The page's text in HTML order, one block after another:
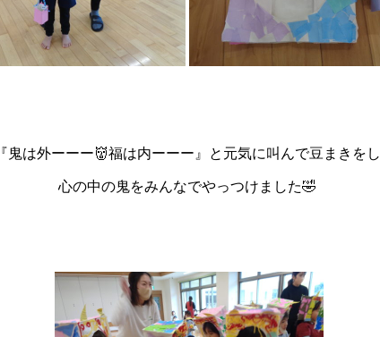
『鬼は外ーーー👹福は内ーーー 』と元気に叫んで豆まきをし
心の中の鬼をみんなでやっつけました🤣